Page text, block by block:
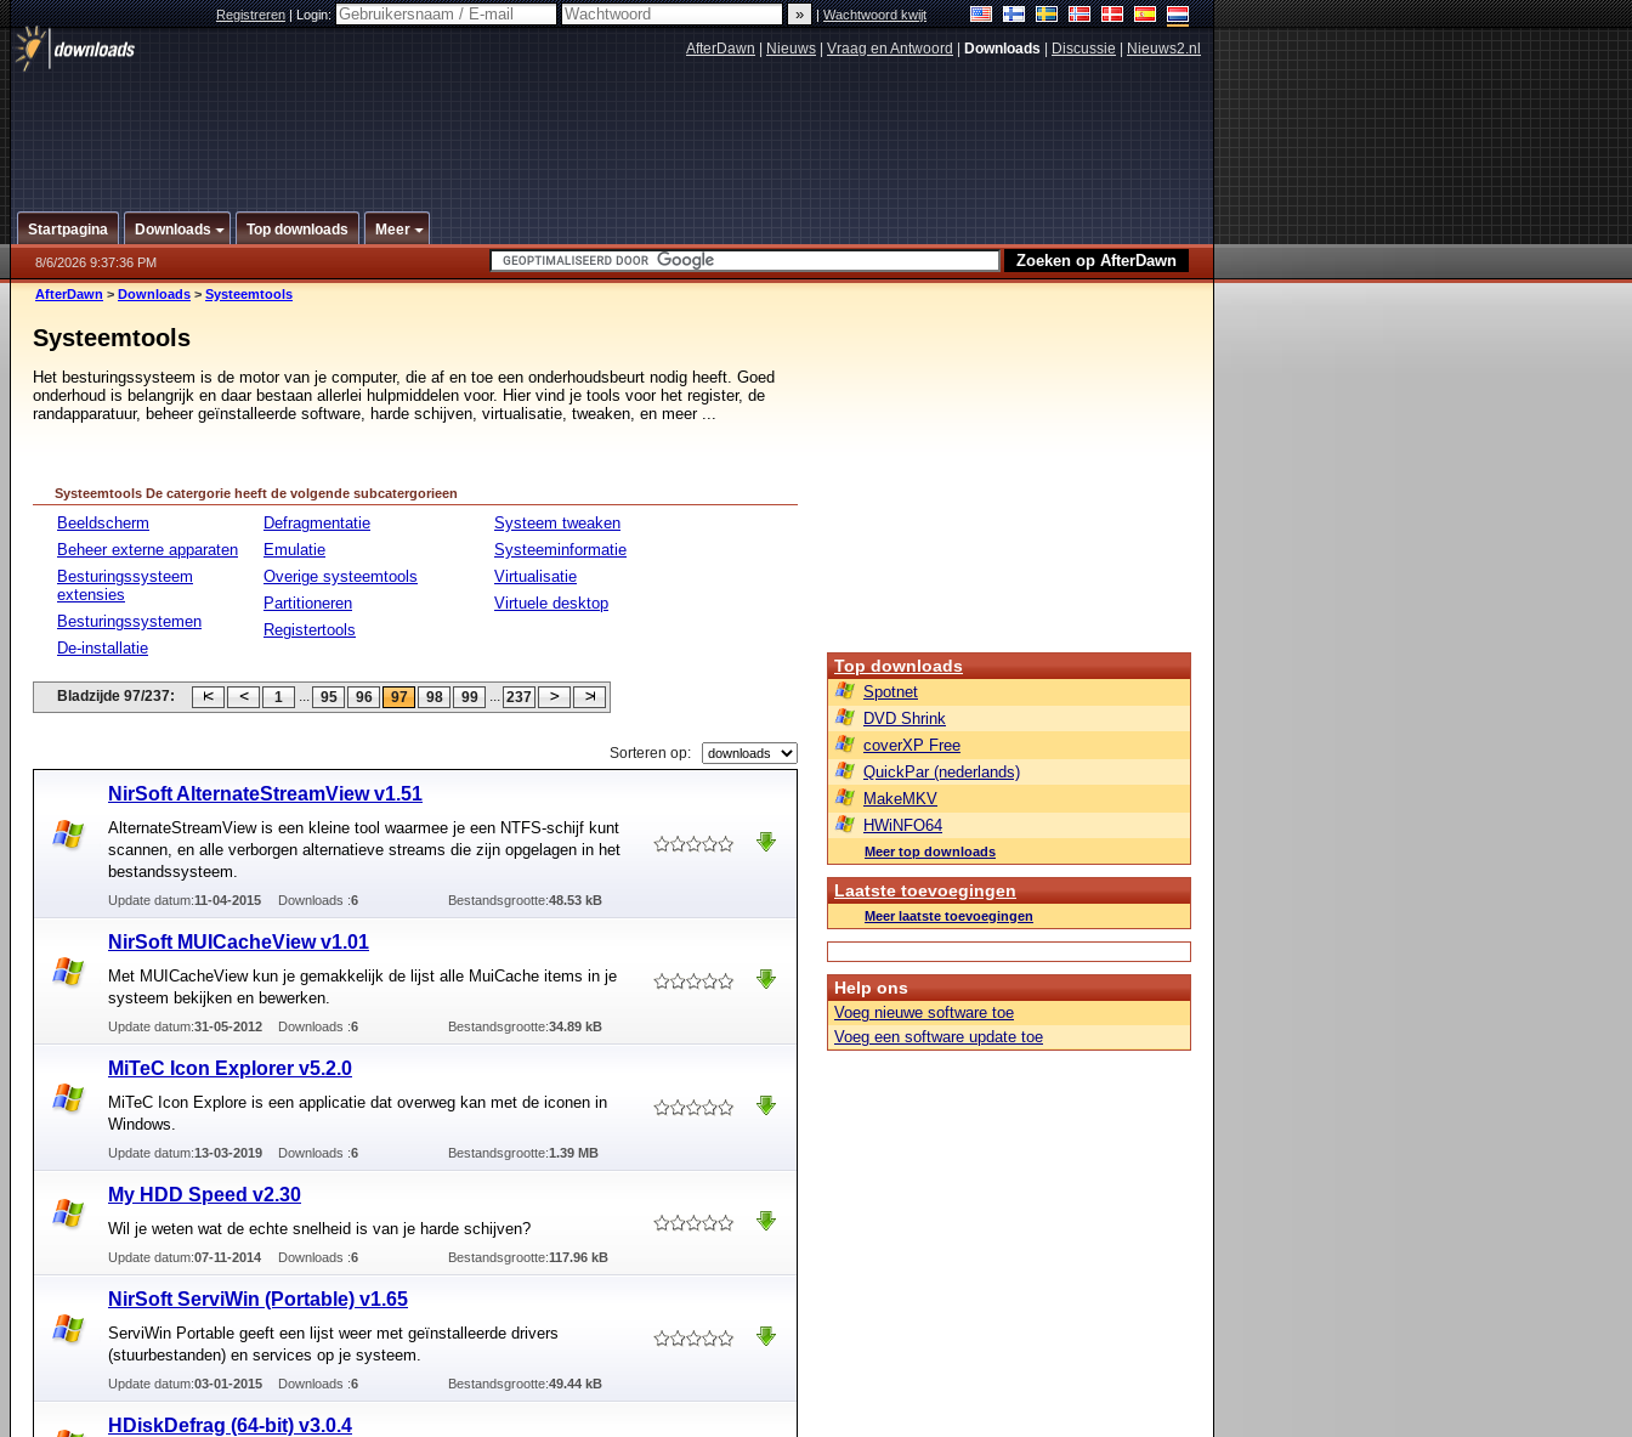
Registreren|Login: |Wachtwoord kwijt
AfterDawn Nieuws Vraag en Antwoord Downloads Discussie Nieuws2.nl
Startpagina Downloads Top downloads Meer
8/6/2026 9:37:36 PM
AfterDawn > Downloads > Systeemtools
Systeemtools
Het besturingssysteem is de motor van je computer, die af en toe een onderhoudsbeurt nodig heeft. Goed
onderhoud is belangrijk en daar bestaan allerlei hulpmiddelen voor. Hier vind je tools voor het register, de
randapparatuur, beheer geïnstalleerde software, harde schijven, virtualisatie, tweaken, en meer ...
Systeemtools De catergorie heeft de volgende subcatergorieen
Beeldscherm
Beheer externe apparaten
Besturingssysteem
extensies
Besturingssystemen
De-installatie
Defragmentatie
Emulatie
Overige systeemtools
Partitioneren
Registertools
Systeem tweaken
Systeeminformatie
Virtualisatie
Virtuele desktop
Bladzijde 97/237: 1 ... 95 96 97 98 99 ... 237
Sorteren op:
NirSoft AlternateStreamView v1.51
AlternateStreamView is een kleine tool waarmee je een NTFS-schijf kunt
scannen, en alle verborgen alternatieve streams die zijn opgelagen in het
bestandssysteem.
Update datum:11-04-2015 Downloads :6 Bestandsgrootte:48.53 kB
NirSoft MUICacheView v1.01
Met MUICacheView kun je gemakkelijk de lijst alle MuiCache items in je
systeem bekijken en bewerken.
Update datum:31-05-2012 Downloads :6 Bestandsgrootte:34.89 kB
MiTeC Icon Explorer v5.2.0
MiTeC Icon Explore is een applicatie dat overweg kan met de iconen in
Windows.
Update datum:13-03-2019 Downloads :6 Bestandsgrootte:1.39 MB
My HDD Speed v2.30
Wil je weten wat de echte snelheid is van je harde schijven?
Update datum:07-11-2014 Downloads :6 Bestandsgrootte:117.96 kB
NirSoft ServiWin (Portable) v1.65
ServiWin Portable geeft een lijst weer met geïnstalleerde drivers
(stuurbestanden) en services op je systeem.
Update datum:03-01-2015 Downloads :6 Bestandsgrootte:49.44 kB
HDiskDefrag (64-bit) v3.0.4
Top downloads
Spotnet
DVD Shrink
coverXP Free
QuickPar (nederlands)
MakeMKV
HWiNFO64
Meer top downloads
Laatste toevoegingen
Meer laatste toevoegingen
Help ons
Voeg nieuwe software toe
Voeg een software update toe